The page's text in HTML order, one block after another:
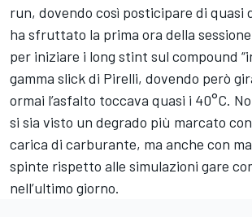
run, dovendo così posticipare di quasi
ha sfruttato la prima ora della
per iniziare i long stint sul compound
gamma slick di Pirelli, dovendo però
ormai l’asfalto toccava quasi i 40°C.
si sia visto un degrado più marcato
carica di carburante, ma anche con
spinte rispetto alle simulazioni gare
nell’ultimo giorno.